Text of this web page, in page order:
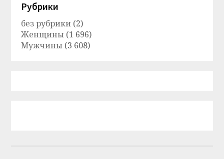
Рубрики
без рубрики (2)
Женщины (1 696)
Мужчины (3 608)